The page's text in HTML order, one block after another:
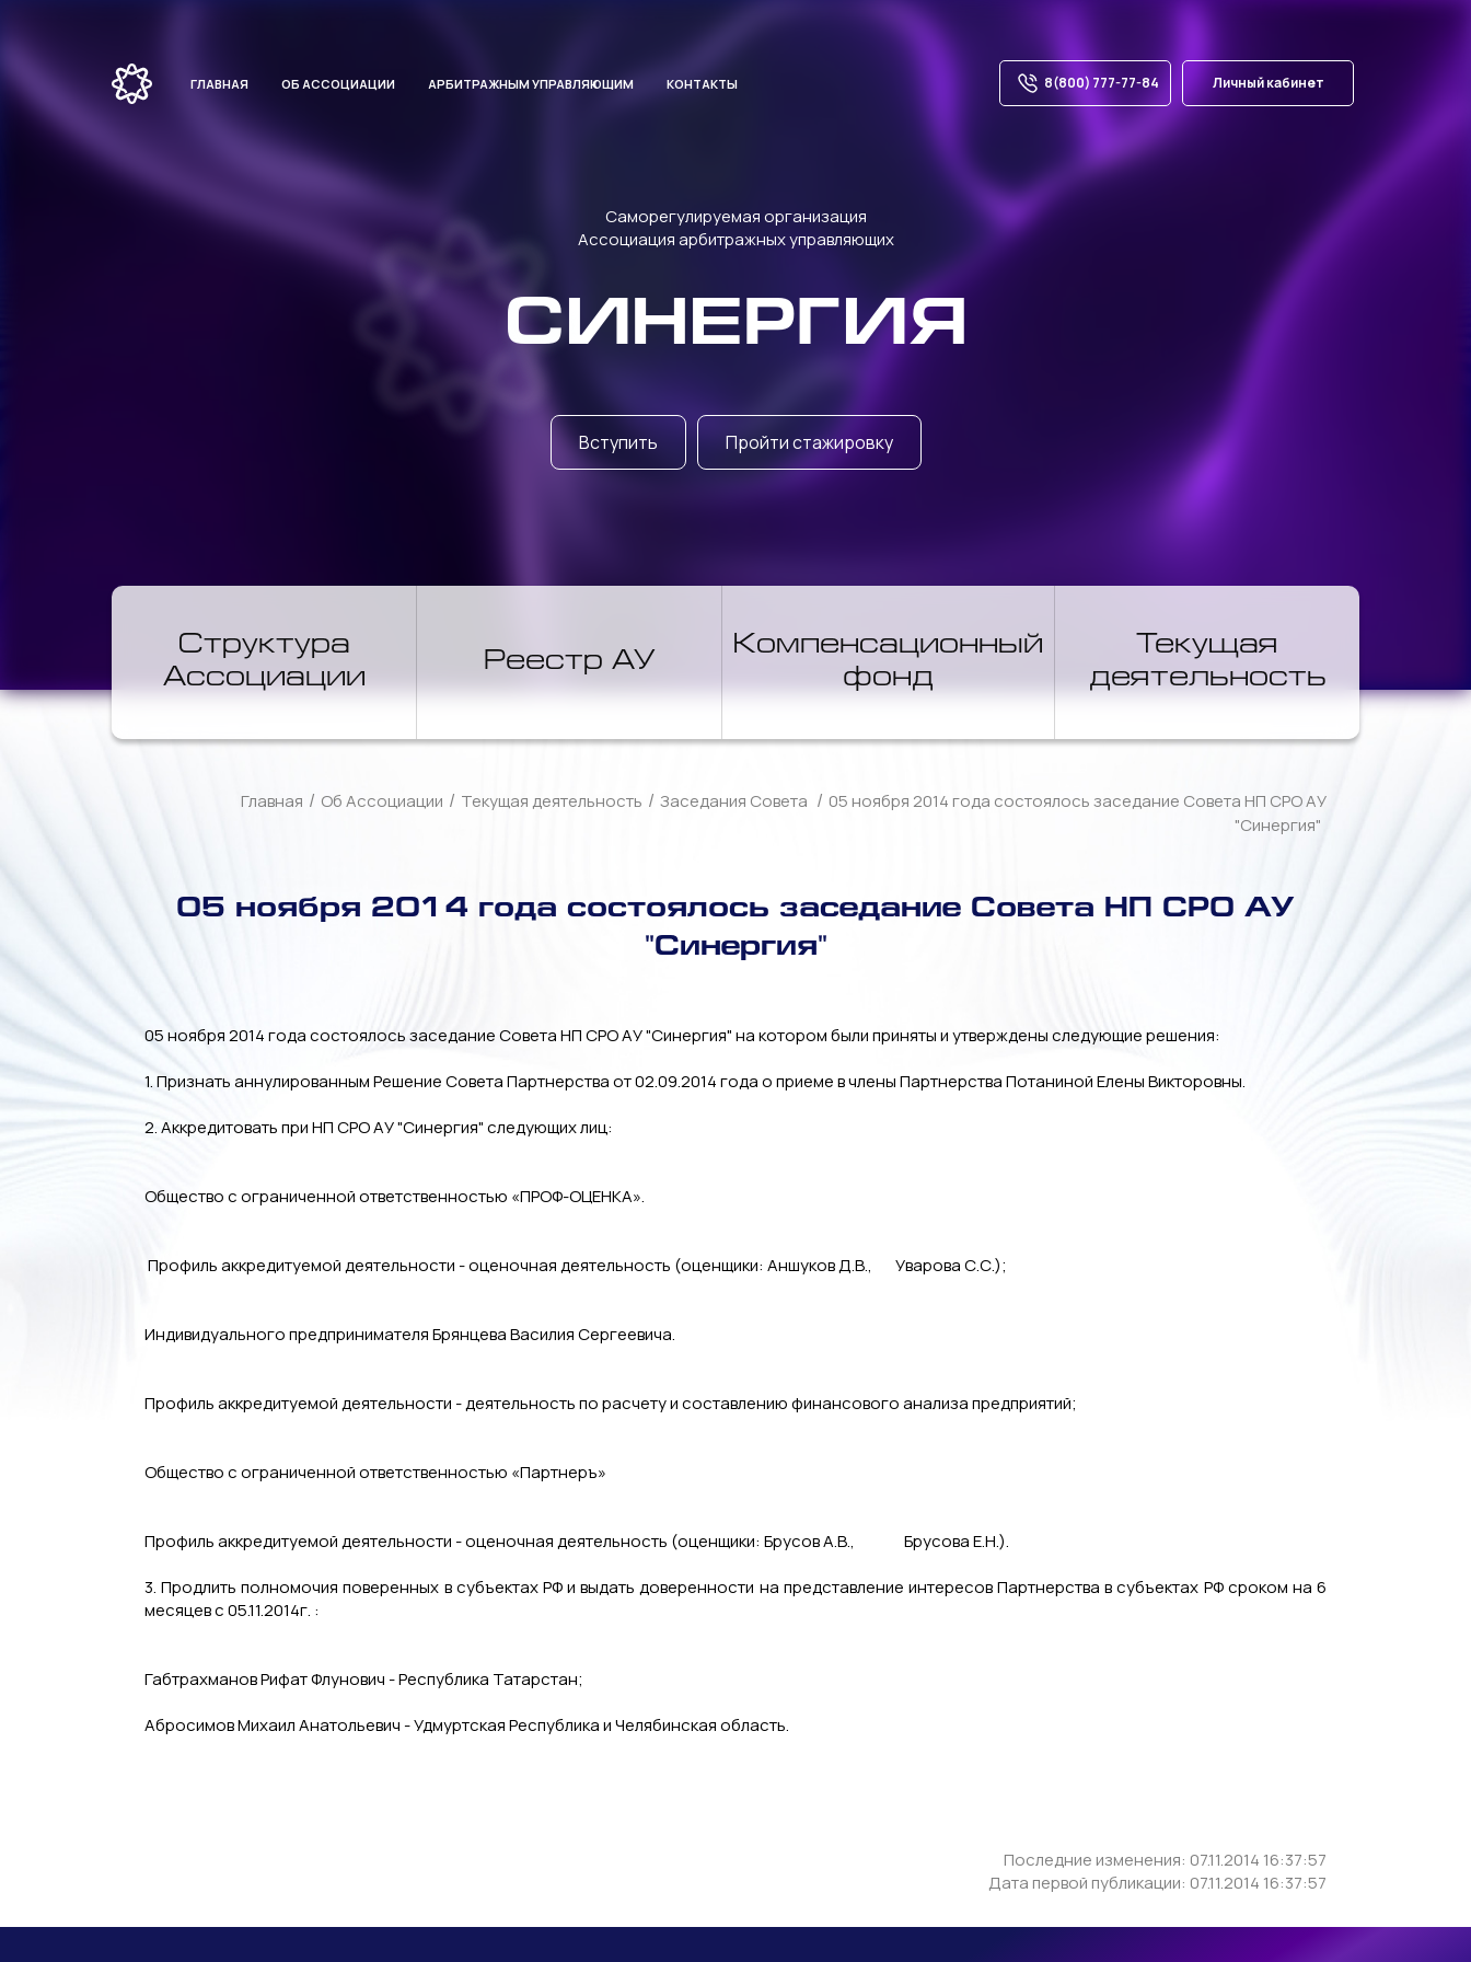
ГЛАВНАЯ ОБ АССОЦИАЦИИ АРБИТРАЖНЫМ УПРАВЛЯЮЩИМ КОНТАКТЫ 8(800) 777-77-84 Личный кабинет
Саморегулируемая организация
Ассоциация арбитражных управляющих
СИНЕРГИЯ
Вступить Пройти стажировку
Структура
Ассоциации
Реестр АУ
Компенсационный
фонд
Текущая
деятельность
Главная / Об Ассоциации / Текущая деятельность / Заседания Совета / 05 ноября 2014 года состоялось заседание Совета НП СРО АУ
"Синергия"
05 ноября 2014 года состоялось заседание Совета НП СРО АУ
"Синергия"
05 ноября 2014 года состоялось заседание Совета НП СРО АУ "Синергия" на котором были приняты и утверждены следующие решения:
1. Признать аннулированным Решение Совета Партнерства от 02.09.2014 года о приеме в члены Партнерства Потаниной Елены Викторовны.
2. Аккредитовать при НП СРО АУ "Синергия" следующих лиц:
Общество с ограниченной ответственностью «ПРОФ-ОЦЕНКА».
Профиль аккредитуемой деятельности - оценочная деятельность (оценщики: Аншуков Д.В., Уварова С.С.);
Индивидуального предпринимателя Брянцева Василия Сергеевича.
Профиль аккредитуемой деятельности - деятельность по расчету и составлению финансового анализа предприятий;
Общество с ограниченной ответственностью «Партнеръ»
Профиль аккредитуемой деятельности - оценочная деятельность (оценщики: Брусов А.В., Брусова Е.Н.).
3. Продлить полномочия поверенных в субъектах РФ и выдать доверенности на представление интересов Партнерства в субъектах РФ сроком на 6
месяцев с 05.11.2014г. :
Габтрахманов Рифат Флунович - Республика Татарстан;
Абросимов Михаил Анатольевич - Удмуртская Республика и Челябинская область.
Последние изменения: 07.11.2014 16:37:57
Дата первой публикации: 07.11.2014 16:37:57